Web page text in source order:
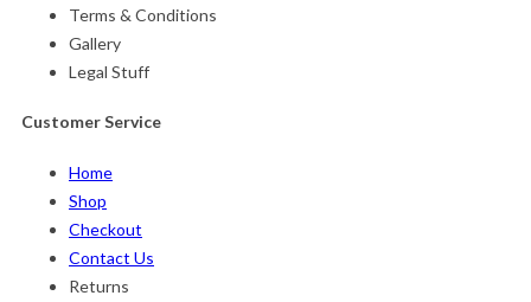
Terms & Conditions
Gallery
Legal Stuff
Customer Service
Home
Shop
Checkout
Contact Us
Returns